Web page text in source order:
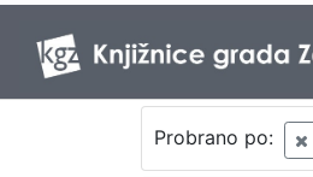
Probrano po: